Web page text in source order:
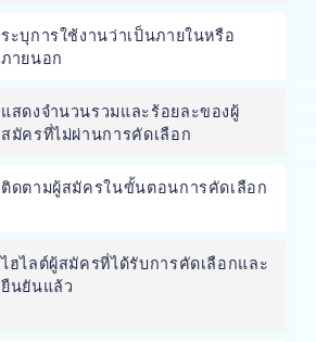
ระบุการใช้งานว่าเป็นภายในหรือ
ภายนอก
แสดงจำนวนรวมและร้อยละของผู้
สมัครที่ไม่ผ่านการคัดเลือก
ติดตามผู้สมัครในขั้นตอนการคัดเลือก
ไฮไลต์ผู้สมัครที่ได้รับการคัดเลือกและ
ยืนยันแล้ว